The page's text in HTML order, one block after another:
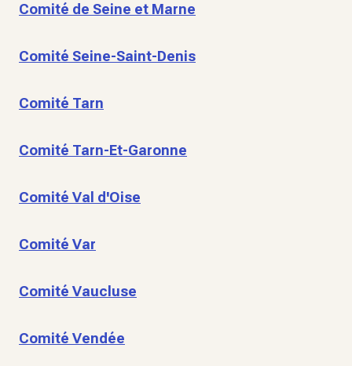
Comité de Seine et Marne
Comité Seine-Saint-Denis
Comité Tarn
Comité Tarn-Et-Garonne
Comité Val d'Oise
Comité Var
Comité Vaucluse
Comité Vendée